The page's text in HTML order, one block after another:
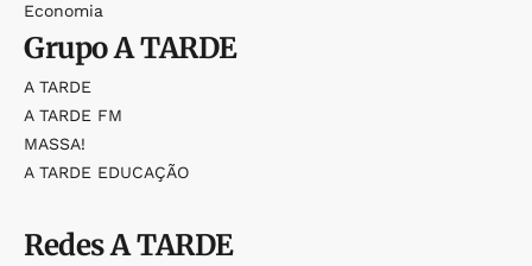
Economia
GrupoA TARDE
A TARDE
A TARDE FM
MASSA!
A TARDE EDUCAÇÃO
RedesA TARDE